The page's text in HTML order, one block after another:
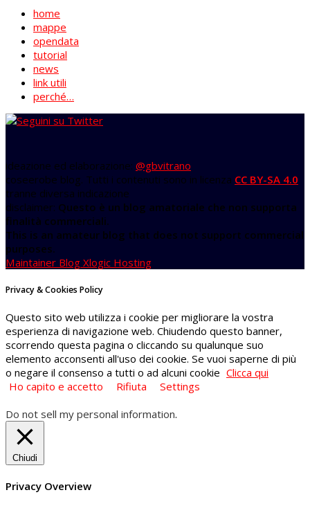
home
mappe
opendata
tutorial
news
link utili
perché…
ideazione ed elaborazione: @gbvitrano
coseerobe blog. Tutti i contenuti sono in licenza CC BY-SA 4.0
tranne diversa indicazione
disclaimer: Questo è un blog amatoriale che non supporta
finalità commerciali.
This is an amateur blog that does not support commercial
purposes.
Maintainer Blog Xlogic Hosting
Privacy & Cookies Policy
Questo sito web utilizza i cookie per migliorare la vostra
esperienza di navigazione web. Chiudendo questo banner,
scorrendo questa pagina o cliccando su qualunque suo
elemento acconsenti all'uso dei cookie. Se vuoi saperne di più
o negare il consenso a tutti o ad alcuni cookie Clicca qui
Ho capito e accetto
Rifiuta
Settings
Do not sell my personal information.
Chiudi
Privacy Overview